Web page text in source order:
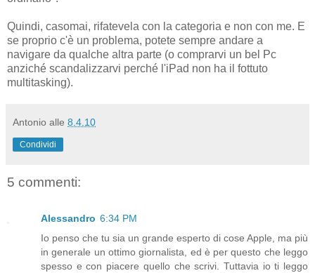
Quindi, casomai, rifatevela con la categoria e non con me. E
se proprio c'è un problema, potete sempre andare a
navigare da qualche altra parte (o comprarvi un bel Pc
anziché scandalizzarvi perché l'iPad non ha il fottuto
multitasking).
Antonio alle 8.4.10
Condividi
5 commenti:
Alessandro 6:34 PM
Io penso che tu sia un grande esperto di cose Apple, ma più
in generale un ottimo giornalista, ed è per questo che leggo
spesso e con piacere quello che scrivi. Tuttavia io ti leggo